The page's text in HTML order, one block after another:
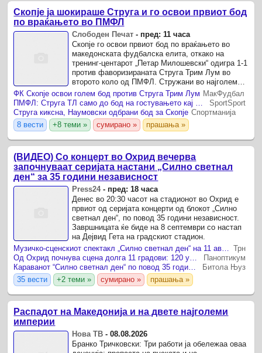
Скопје ја шокираше Струга и го освои првиот бод
по враќањето во ПМФЛ
Слободен Печат - пред: 11 часа
Скопје го освои првиот бод по враќањето во
македонската фудбалска елита, откако на
тренинг-центарот „Петар Милошевски“ одигра 1-1
против фаворизираната Струга Трим Лум во
второто коло од ПМФЛ. Стружани во најголем
дел од натпреварот имаа иницијатива и
создадоа повеќе шанси, но ...
ФК Скопје освои голем бод против Струга Трим Лум МакФудбал
ПМФЛ: Струга ТЛ само до бод на гостувањето кај Скопје!
SportSport
Струга киксна, Наумовски одбрани бод за Скопје Спортманија
8 вести
+8 теми » сумирано » прашања »
(ВИДЕО) Со концерт во Охрид вечерва
започнуваат серијата настани „Силно светнал
ден“ за 35 години независност
Press24- пред: 18 часа
Денес во 20:30 часот на стадионот во Охрид е
првиот од серијата концерти од блокот „Силно
светнал ден“, по повод 35 години независност.
Завршницата ќе биде на 8 септември со настап
на Дејвид Гета на градскиот стадион.
Музичко-сценскиот спектакл „Силно светнал ден“ на 11 август гостува во Битола Трн
Од Охрид почнува сцена долга 11 градови: 120 уметници ќе раскажат 35 години Македонија
Паноптикум
Караванот “Силно светнал ден“ по повод 35 години независност на Македонија вторник во Битола
Битола Њуз
35 вести
+2 теми » сумирано » прашања »
Распадот на Македонија и на двете најголеми
империи
Нова ТВ -08.08.2026
Бранко Тричковски: Три работи ја обележаа оваа